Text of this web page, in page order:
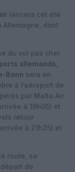
r lancera cet été
dont
du vol pas cher
allemands
Bonn sera en
à l’aéroport de
par Malta Air
à 19h05) et
retour
à 21h25) et
route, sa
de